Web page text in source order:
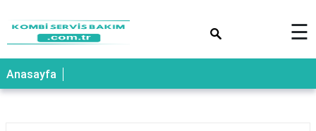
☰
Anasayfa